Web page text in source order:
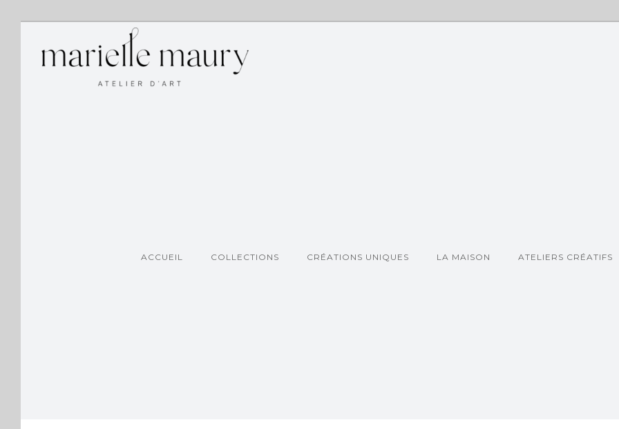
ACCUEIL COLLECTIONS CRÉATIONS UNIQUES LA MAISON ATELIERS CRÉATIFS